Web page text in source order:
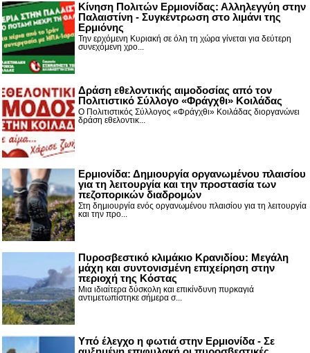
Κίνηση Πολιτών Ερμιονίδας: Αλληλεγγύη στην
Παλαιστίνη - Συγκέντρωση στο λιμάνι της
Ερμιόνης
Την ερχόμενη Κυριακή σε όλη τη χώρα γίνεται για δεύτερη
συνεχόμενη χρο...
Δράση εθελοντικής αιμοδοσίας από τον
Πολιτιστικό Σύλλογο «Φράγχθι» Κοιλάδας
Ο Πολιτιστικός Σύλλογος «Φράγχθι» Κοιλάδας διοργανώνει
δράση εθελοντικ...
Ερμιονίδα: Δημιουργία οργανωμένου πλαισίου
για τη λειτουργία και την προστασία των
πεζοπορικών διαδρομών
Στη δημιουργία ενός οργανωμένου πλαισίου για τη λειτουργία
και την προ...
Πυροσβεστικό κλιμάκιο Κρανιδίου: Μεγάλη
μάχη και συντονισμένη επιχείρηση στην
περιοχή της Κόστας
Μια ιδιαίτερα δύσκολη και επικίνδυνη πυρκαγιά
αντιμετωπίστηκε σήμερα σ...
Υπό έλεγχο η φωτιά στην Ερμιονίδα - Σε